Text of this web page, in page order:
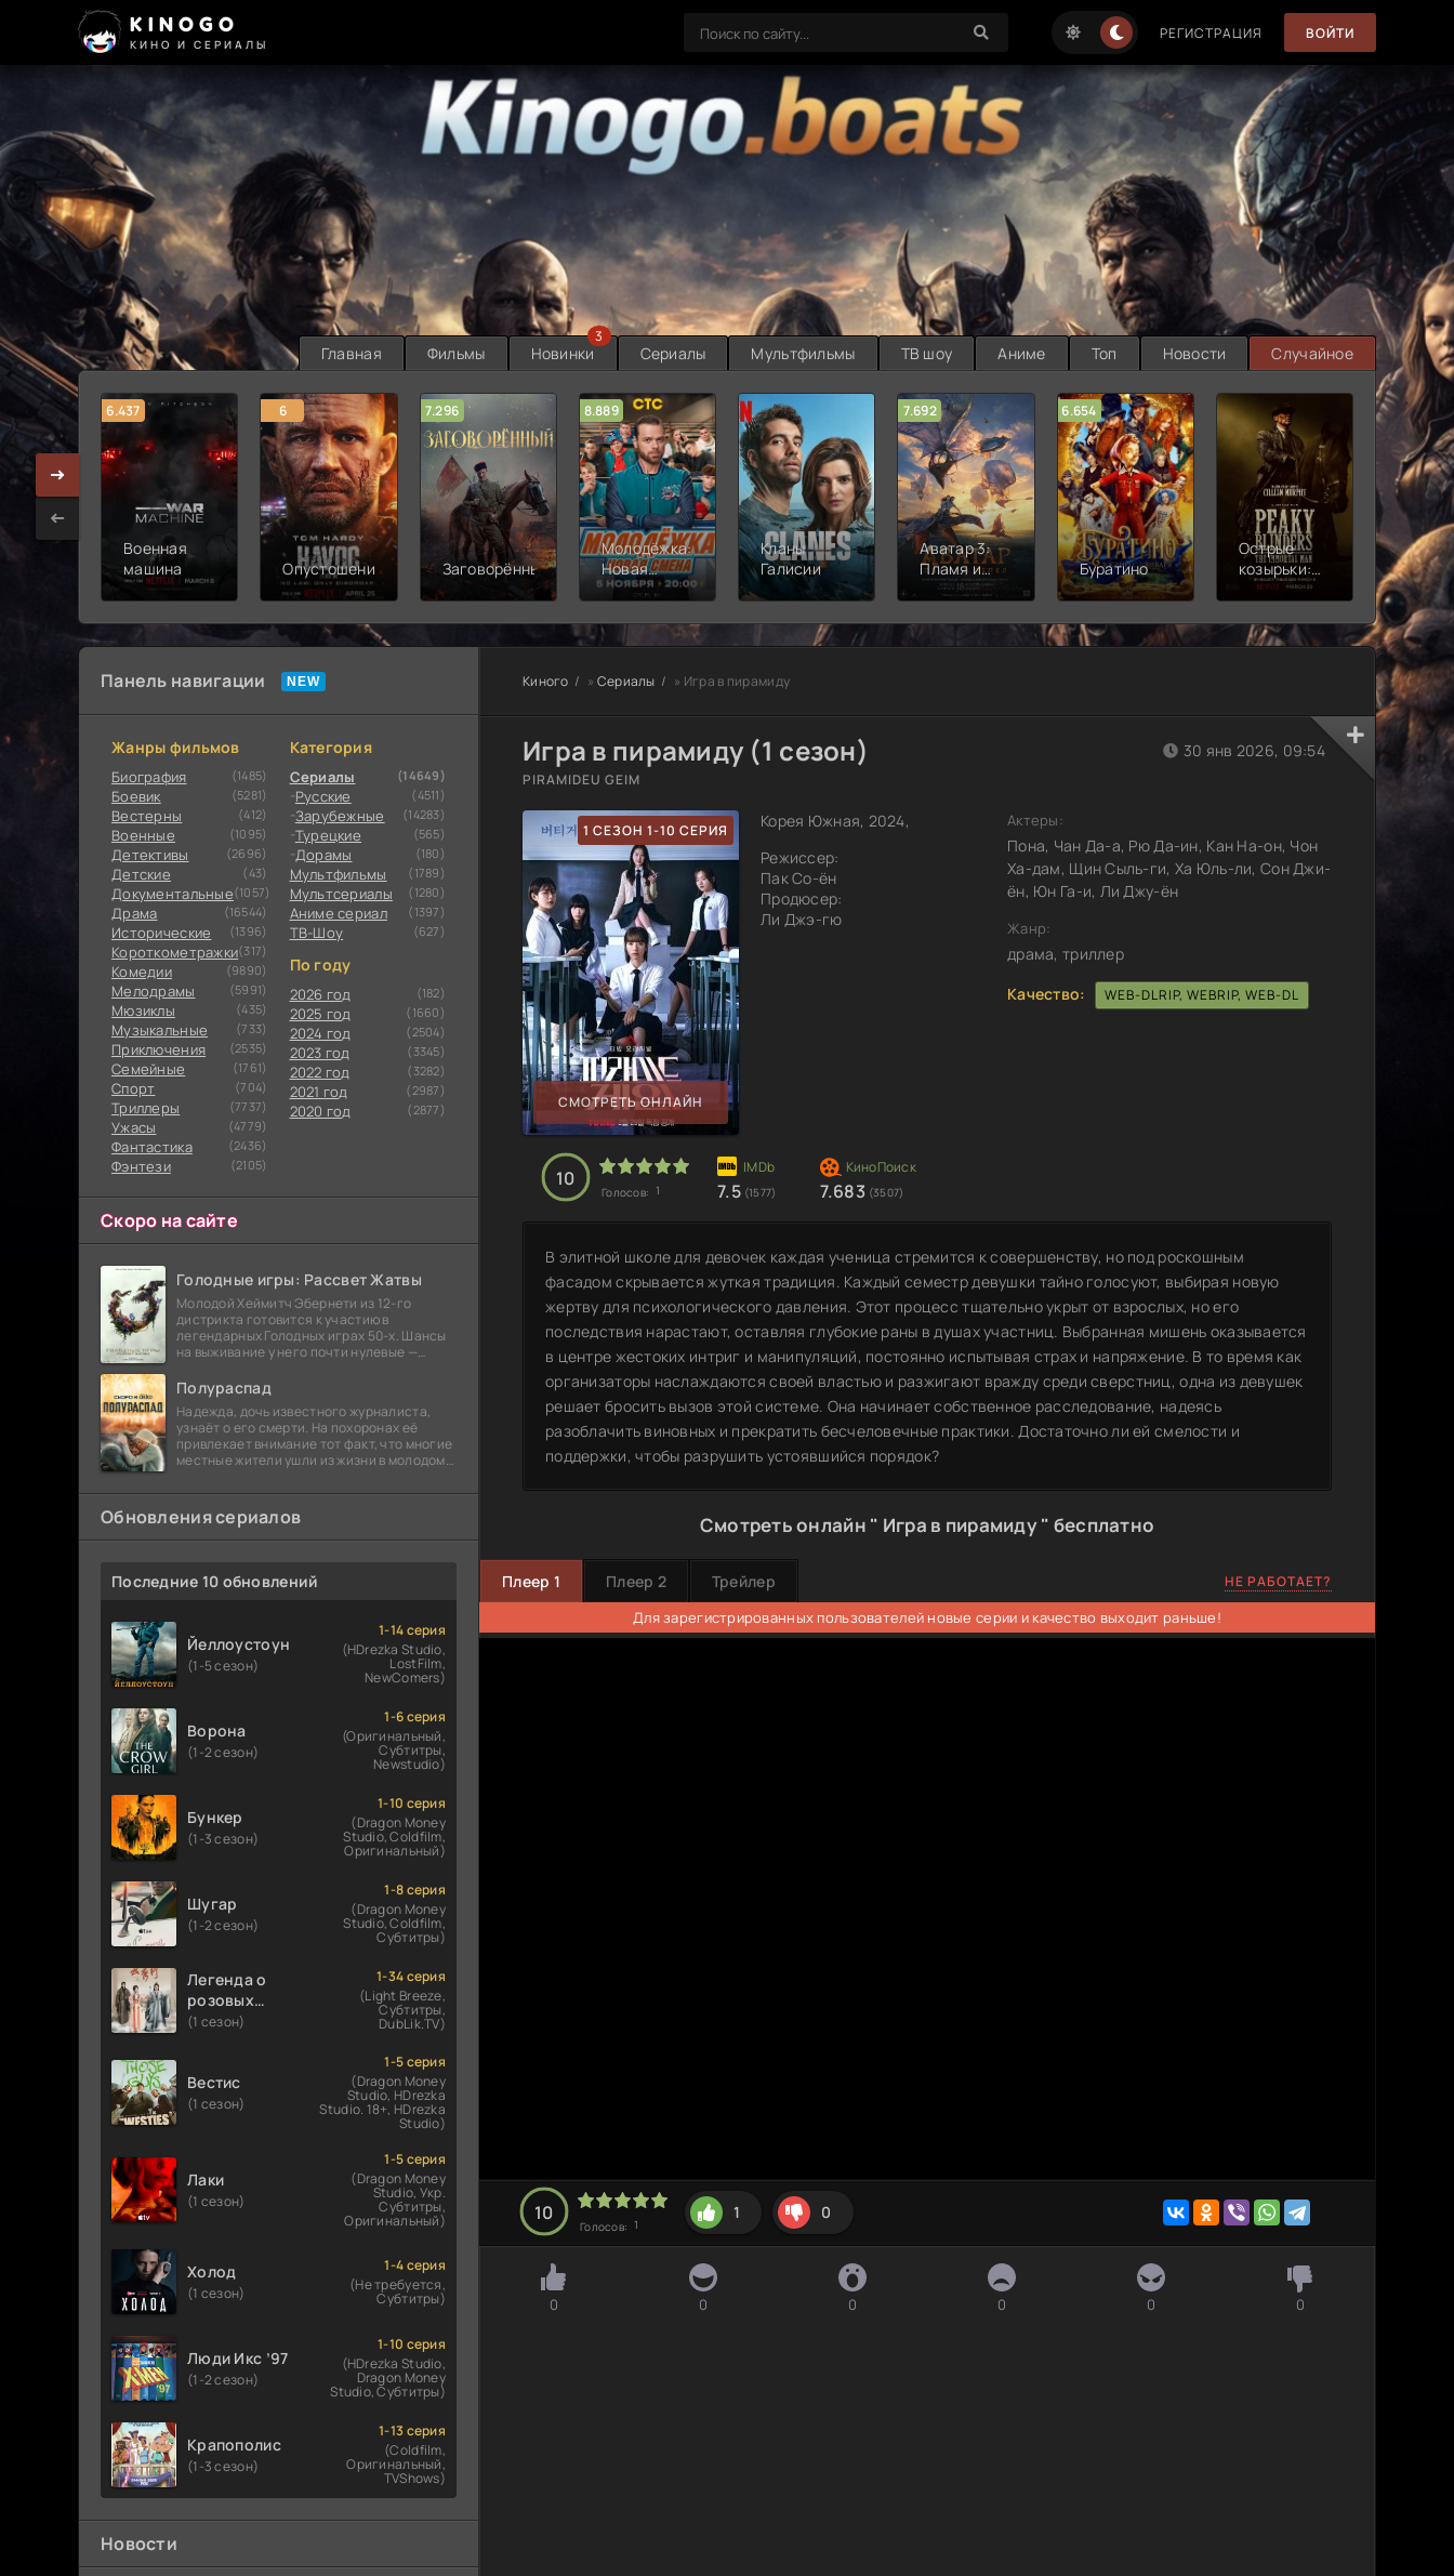
KINOGO
КИНО И СЕРИАЛЫ
РЕГИСТРАЦИЯ ВОЙТИ
Главная Фильмы Новинки
3
Сериалы Мультфильмы ТВ шоу Аниме Топ Новости Случайное
6.437
Военная
машина
6
Опустошение
7.296
Заговорённый
8.889
Молодёжка:
Новая
смена
Кланы
Галисии
7.692
Аватар 3:
Пламя и
пепел
6.654
Буратино
Острые
козырьки:
Бессмертный
7.187
2
Панель навигации
Жанры фильмов
Биография (1485)
Боевик (5281)
Вестерны (412)
Военные (1095)
Детективы (2696)
Детские (43)
Документальные(1057)
Драма (16544)
Исторические (1396)
Короткометражки(317)
Комедии (9890)
Мелодрамы (5991)
Мюзиклы (435)
Музыкальные (733)
Приключения (2535)
Семейные (1761)
Cпорт (704)
Триллеры (7737)
Ужасы (4779)
Фантастика (2436)
Фэнтези (2105)
Категория
Сериалы (14649)
Русские (4511)
Зарубежные (14283)
Турецкие (565)
Дорамы (180)
Мультфильмы (1789)
Мультсериалы (1280)
Аниме сериал (1397)
ТВ-Шоу (627)
По году
2026 год (182)
2025 год (1660)
2024 год (2504)
2023 год (3345)
2022 год (3282)
2021 год (2987)
2020 год (2877)
Скоро на сайте
Голодные игры: Рассвет Жатвы
Молодой Хеймитч Эбернети из 12-го
дистрикта готовится к участию в
легендарных Голодных играх 50-х. Шансы
на выживание у него почти нулевые —
победу еще сорок
Полураспад
Надежда, дочь известного журналиста,
узнаёт о его смерти. На похоронах её
привлекает внимание тот факт, что многие
местные жители ушли из жизни в молодом
бомбы
Обновления сериалов
Последние 10 обновлений
Йеллоустоун
(1-5 сезон)
1-14 серия
(HDrezka Studio,
LostFilm,
NewComers)
Ворона
(1-2 сезон)
1-6 серия
(Оригинальный,
Субтитры,
Newstudio)
Бункер
(1-3 сезон)
1-10 серия
(Dragon Money
Studio, Coldfilm,
Оригинальный)
Шугар
(1-2 сезон)
1-8 серия
(Dragon Money
Studio, Coldfilm,
Субтитры)
Легенда о
розовых
облаках
(1 сезон)
1-34 серия
(Light Breeze,
Субтитры,
DubLik.TV)
Вестис
(1 сезон)
1-5 серия
(Dragon Money
Studio, HDrezka
Studio. 18+, HDrezka
Studio)
Лаки
(1 сезон)
1-5 серия
(Dragon Money
Studio, Укр.
Субтитры,
Оригинальный)
Холод
(1 сезон)
1-4 серия
(Не требуется,
Субтитры)
Люди Икс ’97
(1-2 сезон)
1-10 серия
(HDrezka Studio,
Dragon Money
Studio, Субтитры)
Крапополис
(1-3 сезон)
1-13 серия
(Coldfilm,
Оригинальный,
TVShows)
Новости
Киного » Сериалы » Игра в пирамиду
Игра в пирамиду (1 сезон)
PIRAMIDEU GEIM
1 СЕЗОН 1-10 СЕРИЯ
СМОТРЕТЬ ОНЛАЙН
Корея Южная, 2024,
Режиссер:
Пак Со-ён
Продюсер:
Ли Джэ-гю
30 янв 2026, 09:54
Актеры:
Пона, Чан Да-а, Рю Да-ин, Кан На-он, Чон
Ха-дам, Щин Сыль-ги, Ха Юль-ли, Сон Джи-
ён, Юн Га-и, Ли Джу-ён
Жанр:
драма, триллер
Качество:
WEB-DLRIP, WEBRIP, WEB-DL
10
Голосов: 1 7.5 (1577) 7.683 (3507)
В элитной школе для девочек каждая ученица стремится к совершенству, но под роскошным
фасадом скрывается жуткая традиция. Каждый семестр девушки тайно голосуют, выбирая новую
жертву для психологического давления. Этот процесс тщательно укрыт от взрослых, но его
последствия нарастают, оставляя глубокие раны в душах участниц. Выбранная мишень оказывается
в центре жестоких интриг и манипуляций, постоянно испытывая страх и напряжение. В то время как
организаторы наслаждаются своей властью и разжигают вражду среди сверстниц, одна из девушек
решает бросить вызов этой системе. Она начинает собственное расследование, надеясь
разоблачить виновных и прекратить бесчеловечные практики. Достаточно ли ей смелости и
поддержки, чтобы разрушить устоявшийся порядок?
Смотреть онлайн " Игра в пирамиду " бесплатно
Плеер 1 Плеер 2 Трейлер НЕ РАБОТАЕТ?
Для зарегистрированных пользователей новые серии и качество выходит раньше!
10
Голосов: 1
1 0
0 0 0 0 0 0